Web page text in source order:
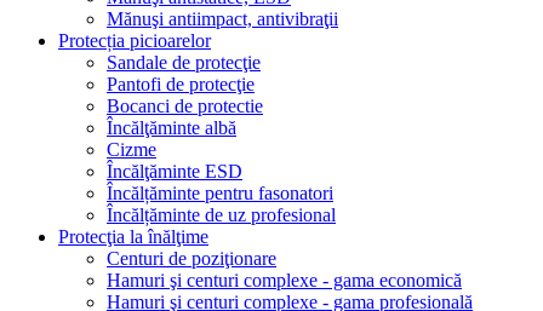
Mănuşi antiimpact, antivibraţii
Protecția picioarelor
Sandale de protecţie
Pantofi de protecţie
Bocanci de protectie
Încălţăminte albă
Cizme
Încălţăminte ESD
Încălțăminte pentru fasonatori
Încălțăminte de uz profesional
Protecţia la înălţime
Centuri de poziţionare
Hamuri şi centuri complexe - gama economică
Hamuri şi centuri complexe - gama profesională